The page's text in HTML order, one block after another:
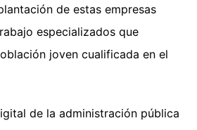
de estas empresas
especializados que
joven cualificada en el
de la administración pública